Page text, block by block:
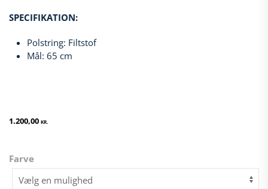
SPECIFIKATION:
Polstring: Filtstof
Mål: 65 cm
1.200,00 KR.
Farve